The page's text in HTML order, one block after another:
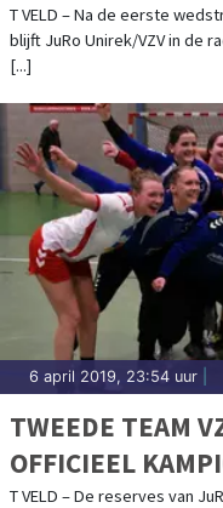
T VELD – Na de eerste
blijft JuRo Unirek/VZV in de
[...]
6 april 2019, 23:54 uur
TWEEDE TEAM
OFFICIEEL
T VELD – De reserves van